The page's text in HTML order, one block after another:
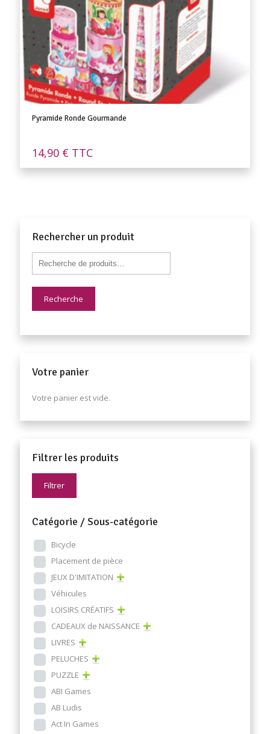
Pyramide Ronde Gourmande
14,90 € TTC
Rechercher un produit
Recherche
Votre panier
Votre panier est vide.
Filtrer les produits
Filtrer
Catégorie / Sous-catégorie
Bicycle
Placement de pièce
JEUX D'IMITATION
Véhicules
LOISIRS CRÉATIFS
CADEAUX de NAISSANCE
LIVRES
PELUCHES
PUZZLE
ABI Games
AB Ludis
Act In Games